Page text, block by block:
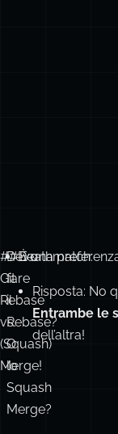
##Deathmatch:
Git
Rebase
Devo
fare
il
È una
Risposta: No